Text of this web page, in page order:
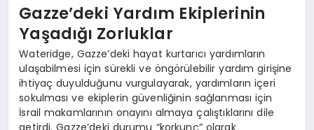
Gazze’deki Yardım Ekiplerinin
Yaşadığı Zorluklar
Wateridge, Gazze’deki hayat kurtarıcı yardımların
ulaşabilmesi için sürekli ve öngörülebilir yardım girişine
ihtiyaç duyulduğunu vurgulayarak, yardımların içeri
sokulması ve ekiplerin güvenliğinin sağlanması için
İsrail makamlarının onayını almaya çalıştıklarını dile